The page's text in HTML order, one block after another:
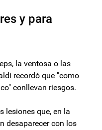
y para
la ventosa o las
recordó que "como
conllevan riesgos.
lesiones que, en la
desaparecer con los